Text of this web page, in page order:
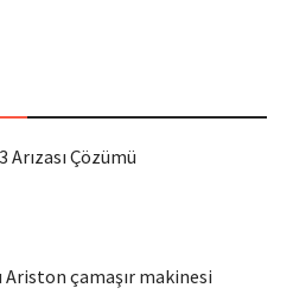
Çözümü
Ariston çamaşır makinesi